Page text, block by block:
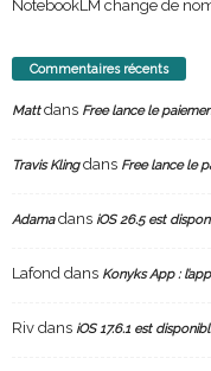
NotebookLM change de
Commentaires récents
Mattdans Free lance le
Travis Klingdans Free lance le
Adamadans iOS 26.5 est
Lafond dans Konyks App :
Riv dans iOS 17.6.1 est